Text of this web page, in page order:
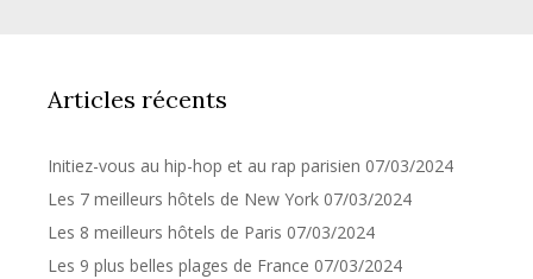
Articles récents
Initiez-vous au hip-hop et au rap parisien 07/03/2024
Les 7 meilleurs hôtels de New York 07/03/2024
Les 8 meilleurs hôtels de Paris 07/03/2024
Les 9 plus belles plages de France 07/03/2024